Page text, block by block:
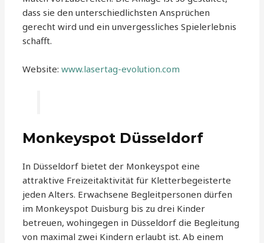
dass sie den unterschiedlichsten Ansprüchen
gerecht wird und ein unvergessliches Spielerlebnis
schafft.
Website:www.lasertag-evolution.com
Monkeyspot Düsseldorf
In Düsseldorf bietet der Monkeyspot eine
attraktive Freizeitaktivität für Kletterbegeisterte
jeden Alters. Erwachsene Begleitpersonen dürfen
im Monkeyspot Duisburg bis zu drei Kinder
betreuen, wohingegen in Düsseldorf die Begleitung
von maximal zwei Kindern erlaubt ist. Ab einem